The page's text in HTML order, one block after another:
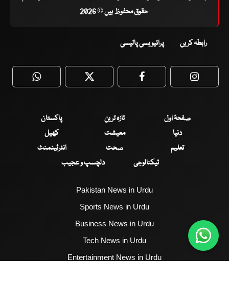
حقوق محفوظ ہیں © 2026
رابطہ کریں پرائیویسی پالیسی
WhatsApp Twitter Facebook
صفحۂ اول تازہ ترین
پاکستان
دنیا
معیشت
کھیل
تعلیم
صحت
انٹرٹینمنٹ
ٹیکنالوجی
دلچسپ و عجیب
Pakistan News in Urdu
Sports News in Urdu
Business News in Urdu
Tech News in Urdu
Entertainment News in Urdu